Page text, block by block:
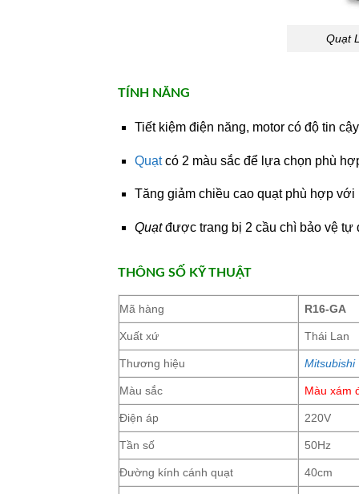
Quạt
TÍNH NĂNG
Tiết kiệm điện năng, motor có độ tin
Quạtcó 2 màu sắc để lựa chọn phù
Tăng giảm chiều cao quạt phù hợp
Quạtđược trang bị 2 cầu chì bảo vệ tự
THÔNG SỐ KỸ THUẬT
Mã hàng R16-GA
Xuất xứ Thái Lan
Thương hiệu Mitsubishi
Màu sắc Màu xám
Điện áp 220V
Tần số 50Hz
Đường kính cánh quạt 40cm